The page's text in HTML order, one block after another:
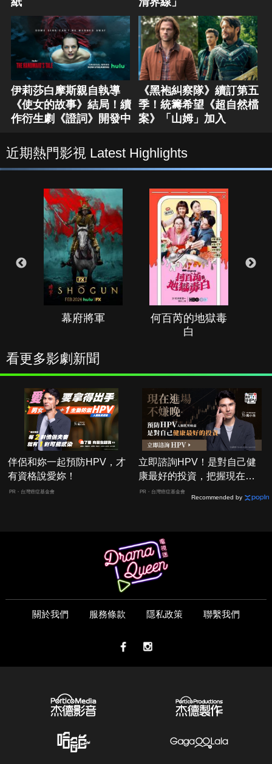
伊莉莎白摩斯親自執導
《使女的故事》結局！續
作衍生劇《證詞》開發中
《黑袍糾察隊》續訂第五
季！統籌希望《超自然檔
案》「山姆」加入
近期熱門影視 Latest Highlights
幕府將軍
何百芮的地獄毒
白
看更多影劇新聞
伴侶和妳一起預防HPV，才
有資格說愛妳！
PR・台灣癌症基金會
立即諮詢HPV！是對自己健
康最好的投資，把握現在不
嫌晚！
PR・台灣癌症基金會
Recommended by
關於我們 服務條款 隱私政策 聯繫我們